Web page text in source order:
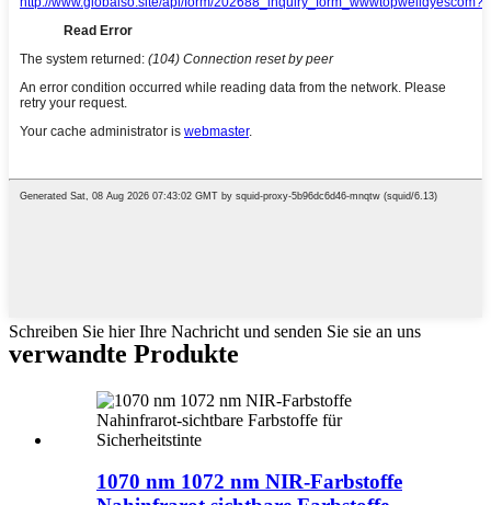
Schreiben Sie hier Ihre Nachricht und senden Sie sie an uns
verwandte Produkte
1070 nm 1072 nm NIR-Farbstoffe